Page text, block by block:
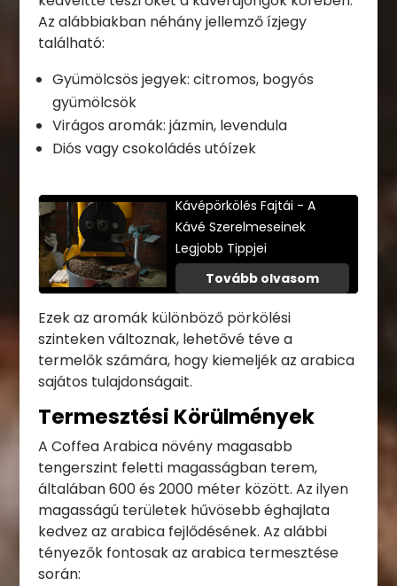
Az alábbiakban néhány jellemző ízjegy
található:
Gyümölcsös jegyek: citromos, bogyós
gyümölcsök
Virágos aromák: jázmin, levendula
Diós vagy csokoládés utóízek
Kávépörkölés Fajtái - A
Kávé Szerelmeseinek
Legjobb Tippjei
Tovább olvasom
Ezek az aromák különböző pörkölési
szinteken változnak, lehetővé téve a
termelők számára, hogy kiemeljék az arabica
sajátos tulajdonságait.
Termesztési Körülmények
A Coffea Arabica növény magasabb
tengerszint feletti magasságban terem,
általában 600 és 2000 méter között. Az ilyen
magasságú területek hűvösebb éghajlata
kedvez az arabica fejlődésének. Az alábbi
tényezők fontosak az arabica termesztése
során: